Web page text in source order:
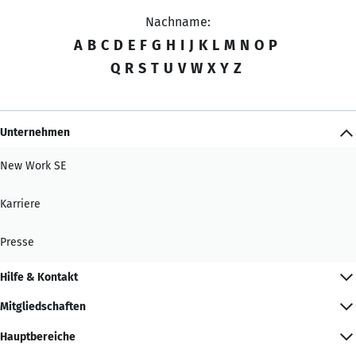
Nachname:
A B C D E F G H I J K L M N O P
Q R S T U V W X Y Z
Unternehmen
New Work SE
Karriere
Presse
Hilfe & Kontakt
Mitgliedschaften
Hauptbereiche